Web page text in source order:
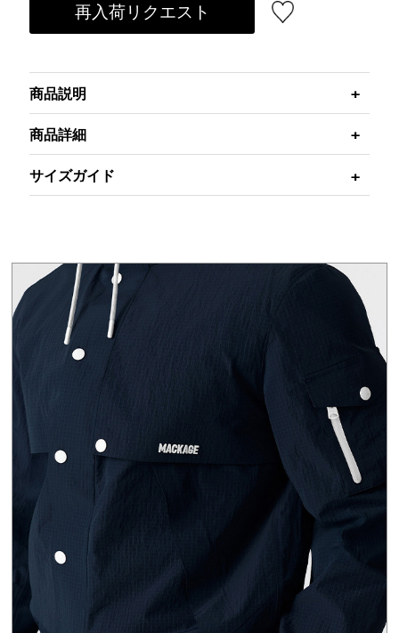
再入荷リクエスト
商品説明
商品詳細
サイズガイド